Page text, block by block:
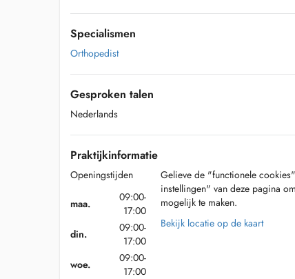
Specialismen
Orthopedist
Gesproken talen
Nederlands
Praktijkinformatie
Openingstijden
maa.
09:00-
17:00
din.
09:00-
17:00
woe.
09:00-
17:00
Gelieve de "functionele
instellingen" van deze pagina
mogelijk te maken.
Bekijk locatie op de kaart